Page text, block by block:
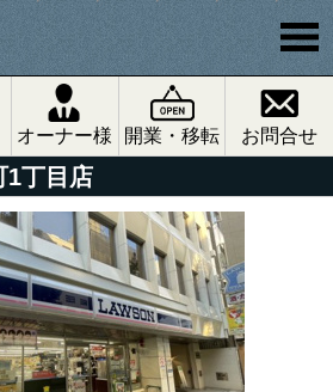
オーナー様 開業・移転 お問合せ
1丁目店